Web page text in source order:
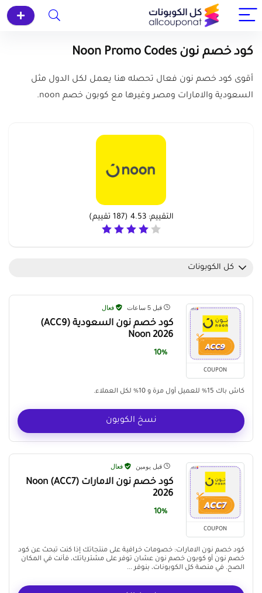
كود خصم نون Noon Promo Codes
أقوى كود خصم نون فعال تحصله هنا يعمل لكل الدول مثل
السعودية والامارات ومصر وغيرها مع كوبون خصم noon.
التقييم:4.53
(
187 تقييم)
كل الكوبونات
COUPON
قبل 5 ساعات فعال
كود خصم نون السعودية (ACC9)
Noon 2026
10%
كاش باك 15% للعميل أول مرة و 10% لكل العملاء.
نسخ الكوبون
COUPON
قبل يومين فعال
كود خصم نون الامارات (ACC7) Noon
2026
10%
كود خصم نون الامارات: خصومات خرافية على منتجاتك إذا كنت تبحث عن كود
خصم نون أو كوبون خصم نون عشان توفر على مشترياتك، فأنت في المكان
الصح. في منصة كل الكوبونات، بنوفر ...